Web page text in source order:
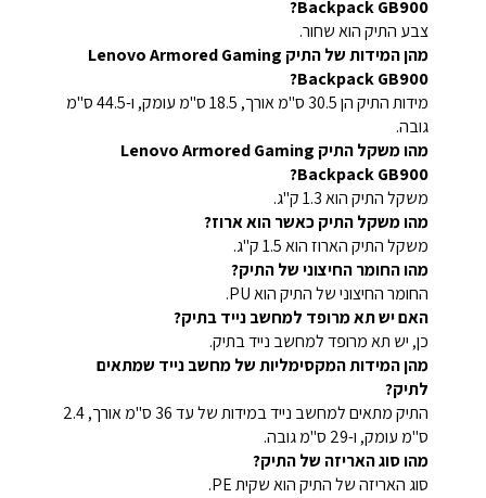
Backpack GB900?
צבע התיק הוא שחור.
מהן המידות של התיק Lenovo Armored Gaming
Backpack GB900?
מידות התיק הן 30.5 ס"מ אורך, 18.5 ס"מ עומק, ו-44.5 ס"מ
גובה.
מהו משקל התיק Lenovo Armored Gaming
Backpack GB900?
משקל התיק הוא 1.3 ק"ג.
מהו משקל התיק כאשר הוא ארוז?
משקל התיק הארוז הוא 1.5 ק"ג.
מהו החומר החיצוני של התיק?
החומר החיצוני של התיק הוא PU.
האם יש תא מרופד למחשב נייד בתיק?
כן, יש תא מרופד למחשב נייד בתיק.
מהן המידות המקסימליות של מחשב נייד שמתאים
לתיק?
התיק מתאים למחשב נייד במידות של עד 36 ס"מ אורך, 2.4
ס"מ עומק, ו-29 ס"מ גובה.
מהו סוג האריזה של התיק?
סוג האריזה של התיק הוא שקית PE.